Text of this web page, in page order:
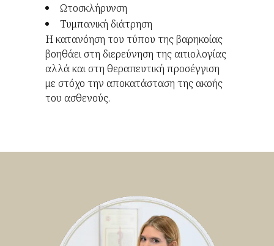
Ωτοσκλήρυνση
Τυμπανική διάτρηση
Η κατανόηση του τύπου της βαρηκοίας
βοηθάει στη διερεύνηση της αιτιολογίας
αλλά και στη θεραπευτική προσέγγιση
με στόχο την αποκατάσταση της ακοής
του ασθενούς.